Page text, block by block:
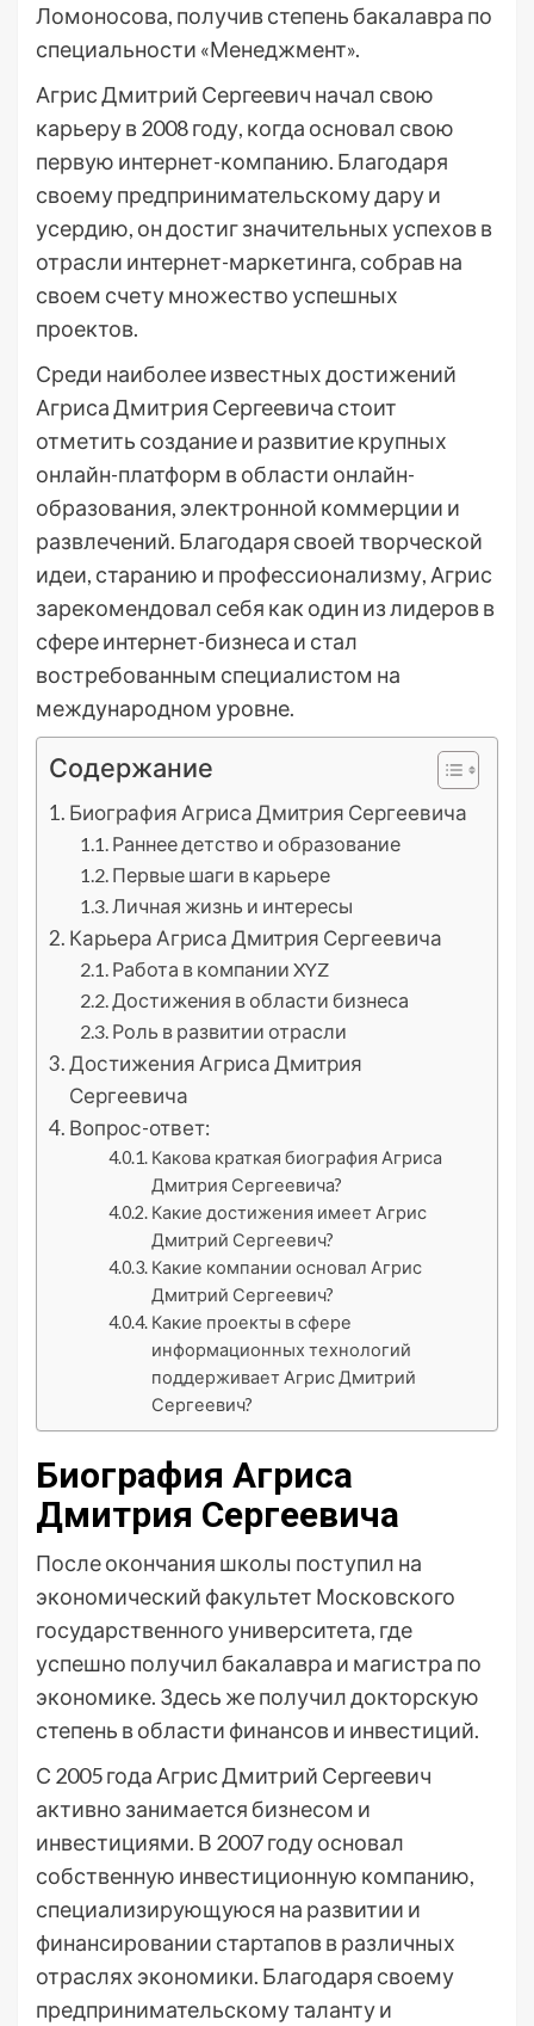
Ломоносова, получив степень бакалавра по
специальности «Менеджмент».
Агрис Дмитрий Сергеевич начал свою
карьеру в 2008 году, когда основал свою
первую интернет-компанию. Благодаря
своему предпринимательскому дару и
усердию, он достиг значительных успехов в
отрасли интернет-маркетинга, собрав на
своем счету множество успешных
проектов.
Среди наиболее известных достижений
Агриса Дмитрия Сергеевича стоит
отметить создание и развитие крупных
онлайн-платформ в области онлайн-
образования, электронной коммерции и
развлечений. Благодаря своей творческой
идеи, старанию и профессионализму, Агрис
зарекомендовал себя как один из лидеров в
сфере интернет-бизнеса и стал
востребованным специалистом на
международном уровне.
Содержание
Биография Агриса Дмитрия Сергеевича
Раннее детство и образование
Первые шаги в карьере
Личная жизнь и интересы
Карьера Агриса Дмитрия Сергеевича
Работа в компании XYZ
Достижения в области бизнеса
Роль в развитии отрасли
Достижения Агриса Дмитрия
Сергеевича
Вопрос-ответ:
Какова краткая биография Агриса
Дмитрия Сергеевича?
Какие достижения имеет Агрис
Дмитрий Сергеевич?
Какие компании основал Агрис
Дмитрий Сергеевич?
Какие проекты в сфере
информационных технологий
поддерживает Агрис Дмитрий
Сергеевич?
Биография Агриса
Дмитрия Сергеевича
После окончания школы поступил на
экономический факультет Московского
государственного университета, где
успешно получил бакалавра и магистра по
экономике. Здесь же получил докторскую
степень в области финансов и инвестиций.
С 2005 года Агрис Дмитрий Сергеевич
активно занимается бизнесом и
инвестициями. В 2007 году основал
собственную инвестиционную компанию,
специализирующуюся на развитии и
финансировании стартапов в различных
отраслях экономики. Благодаря своему
предпринимательскому таланту и